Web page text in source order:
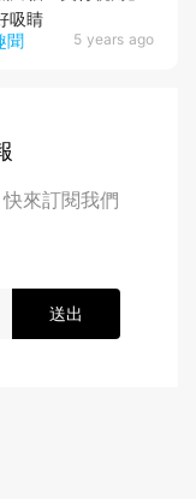
聞 5 years ago
吸睛
來訂閱我們
送出